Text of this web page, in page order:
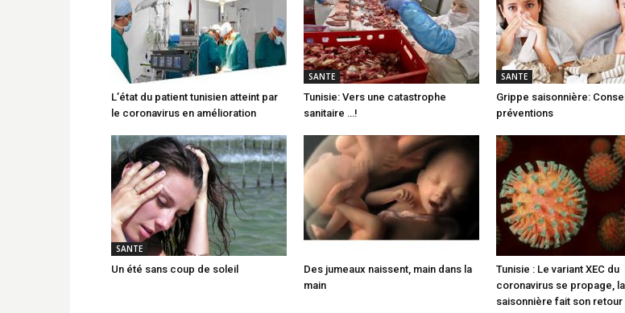
L’état du patient tunisien atteint par
le coronavirus en amélioration
SANTE
Tunisie: Vers une catastrophe
sanitaire …!
SANTE
Grippe saisonnière:
préventions
SANTE
Un été sans coup de soleil
Des jumeaux naissent, main dans la
main
Tunisie : Le variant XEC du
coronavirus se propage,
saisonnière fait son retour